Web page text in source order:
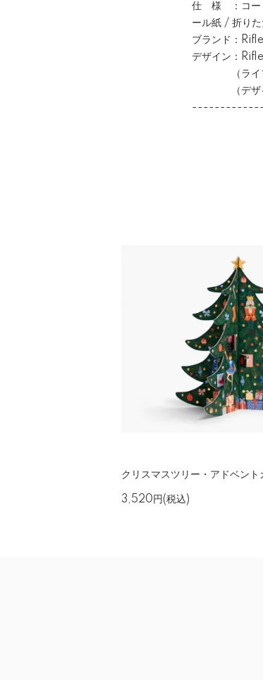
仕 様 ：コー
ール紙 / 折り
ブランド：
デザイン：
（ライフル
（デザイナ
クリスマスツリー・アドベント
3,520円(税込)